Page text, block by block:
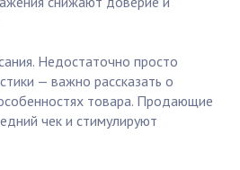
Недостаточно просто
— важно рассказать о
товара. Продающие
чек и стимулируют